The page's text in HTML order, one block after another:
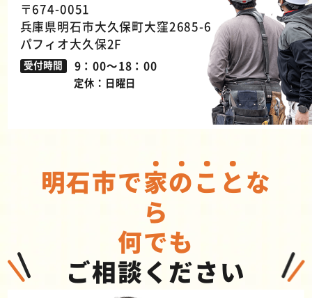
〒674-0051
兵庫県明石市大久保町大窪2685-6
パフィオ大久保2F
受付時間 9：00～18：00
定休：日曜日
明石市で家のこ とな
ら
何でも
ご相談ください